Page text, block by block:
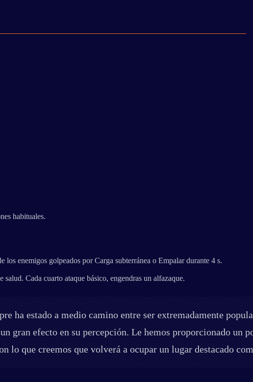
habituales.
enemigos golpeados por Carga subterránea o Empalar durante 4 s.
Cada cuarto ataque básico, engendras un alfazaque.
ha estado a medio camino entre ser extremadamente
gran efecto en su percepción. Le hemos proporcionado un
lo que creemos que volverá a ocupar un lugar destacado